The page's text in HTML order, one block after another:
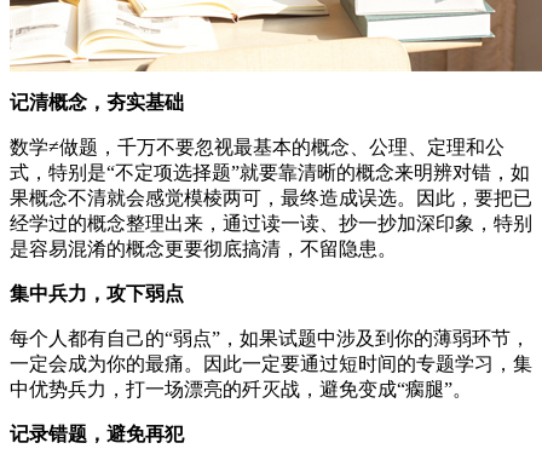
记清概念，夯实基础
数学≠做题，千万不要忽视最基本的概念、公理、定理和公
式，特别是“不定项选择题”就要靠清晰的概念来明辨对错，如
果概念不清就会感觉模棱两可，最终造成误选。因此，要把已
经学过的概念整理出来，通过读一读、抄一抄加深印象，特别
是容易混淆的概念更要彻底搞清，不留隐患。
集中兵力，攻下弱点
每个人都有自己的“弱点”，如果试题中涉及到你的薄弱环节，
一定会成为你的最痛。因此一定要通过短时间的专题学习，集
中优势兵力，打一场漂亮的歼灭战，避免变成“瘸腿”。
记录错题，避免再犯